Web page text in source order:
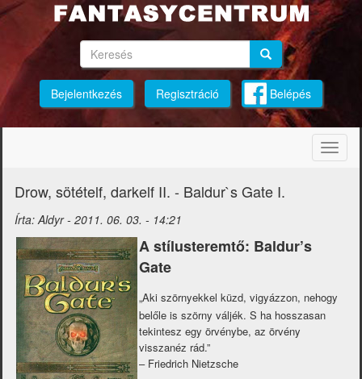
Ugrás
tartalomra
Keresés Keresés
Bejelentkezés Regisztráció Belépés
Drow, sötételf, darkelf II. - Baldur`s Gate I.
Írta:Aldyr- 2011. 06. 03. - 14:21
A stílusteremtő: Baldur’s
Gate
„Aki szörnyekkel küzd, vigyázzon, nehogy
belőle is szörny váljék. S ha hosszasan
tekintesz egy örvénybe, az örvény
visszanéz rád.”
– Friedrich Nietzsche